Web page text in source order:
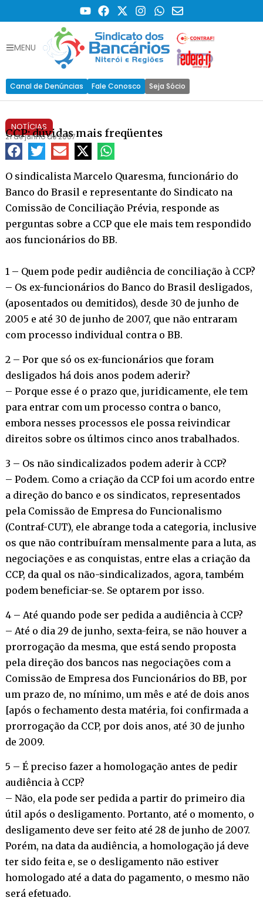
MENU
Canal de Denúncias Fale Conosco Seja Sócio
NOTÍCIAS
CCP: dúvidas mais freqüentes
21 de junho de 2007
O sindicalista Marcelo Quaresma, funcionário do
Banco do Brasil e representante do Sindicato na
Comissão de Conciliação Prévia, responde as
perguntas sobre a CCP que ele mais tem respondido
aos funcionários do BB.
1 – Quem pode pedir audiência de conciliação à CCP?
– Os ex-funcionários do Banco do Brasil desligados,
(aposentados ou demitidos), desde 30 de junho de
2005 e até 30 de junho de 2007, que não entraram
com processo individual contra o BB.
2 – Por que só os ex-funcionários que foram
desligados há dois anos podem aderir?
– Porque esse é o prazo que, juridicamente, ele tem
para entrar com um processo contra o banco,
embora nesses processos ele possa reivindicar
direitos sobre os últimos cinco anos trabalhados.
3 – Os não sindicalizados podem aderir à CCP?
– Podem. Como a criação da CCP foi um acordo entre
a direção do banco e os sindicatos, representados
pela Comissão de Empresa do Funcionalismo
(Contraf-CUT), ele abrange toda a categoria, inclusive
os que não contribuíram mensalmente para a luta, as
negociações e as conquistas, entre elas a criação da
CCP, da qual os não-sindicalizados, agora, também
podem beneficiar-se. Se optarem por isso.
4 – Até quando pode ser pedida a audiência à CCP?
– Até o dia 29 de junho, sexta-feira, se não houver a
prorrogação da mesma, que está sendo proposta
pela direção dos bancos nas negociações com a
Comissão de Empresa dos Funcionários do BB, por
um prazo de, no mínimo, um mês e até de dois anos
[após o fechamento desta matéria, foi confirmada a
prorrogação da CCP, por dois anos, até 30 de junho
de 2009.
5 – É preciso fazer a homologação antes de pedir
audiência à CCP?
– Não, ela pode ser pedida a partir do primeiro dia
útil após o desligamento. Portanto, até o momento, o
desligamento deve ser feito até 28 de junho de 2007.
Porém, na data da audiência, a homologação já deve
ter sido feita e, se o desligamento não estiver
homologado até a data do pagamento, o mesmo não
será efetuado.